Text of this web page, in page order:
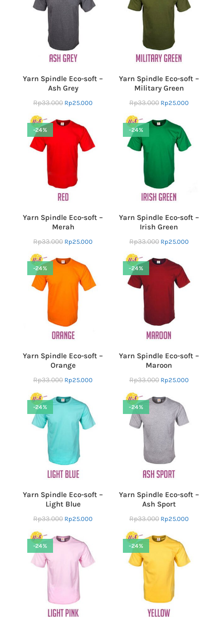
Yarn Spindle Eco-soft –
Ash Grey
Rp33.000 Rp25.000
Yarn Spindle Eco-soft –
Military Green
Rp33.000 Rp25.000
-24%
Yarn Spindle Eco-soft –
Merah
Rp33.000 Rp25.000
-24%
Yarn Spindle Eco-soft –
Irish Green
Rp33.000 Rp25.000
-24%
Yarn Spindle Eco-soft –
Orange
Rp33.000 Rp25.000
-24%
Yarn Spindle Eco-soft –
Maroon
Rp33.000 Rp25.000
-24%
Yarn Spindle Eco-soft –
Light Blue
Rp33.000 Rp25.000
-24%
Yarn Spindle Eco-soft –
Ash Sport
Rp33.000 Rp25.000
-24% -24%